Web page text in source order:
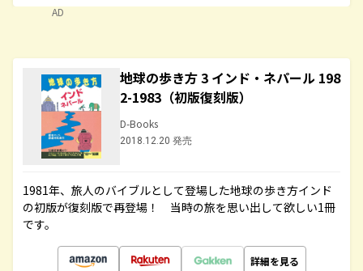
AD
地球の歩き方 3 インド・ネパール 198
2-1983（初版復刻版）
D-Books
2018.12.20 発売
1981年、旅人のバイブルとして登場した地球の歩き方インド
の初版が復刻版で再登場！ 当時の旅を思い出して欲しい1冊
です。
詳細を見る